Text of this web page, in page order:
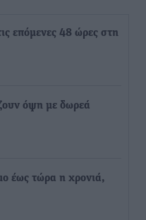
επόμενες 48 ώρες στη
όψη με δωρεά
έως τώρα η χρονιά,